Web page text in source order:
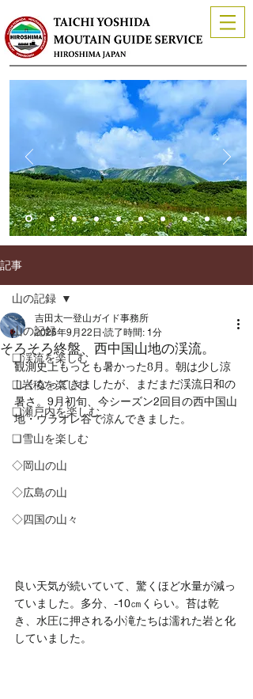
記事
山の記録
❏渓流を楽しむ
❑岩稜を楽しむ
❏瀬戸内を楽しむ
❑雪山を楽しむ
◇岡山の山
◇広島の山
◇四国の山々
山の記録
そろそろ終盤、西中国山地の渓流。
吉田太一登山ガイド事務所
2025年9月22日 読了時間: 1分
観測史上もっとも暑かった8月。朝は少し涼
しくなってきましたが、まだまだ渓流日和の
暑さ。9月初旬、今シーズン2回目の西中国山
地・ウラオレ谷で涼んできました。
良い天気が続いていて、驚くほど水量が減っ
ていました。多分、-10㎝くらい。苔は乾
き、水圧に押される小滝たちは濡れた岩と化
していました。